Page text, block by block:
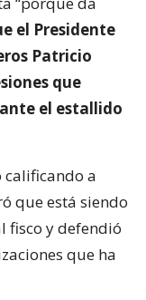
el Presidente
Patricio
que
el estallido
a
que está siendo
fisco y defendió
que ha